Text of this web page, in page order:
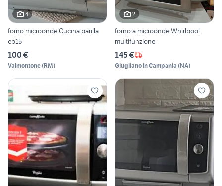
4
forno microonde Cucina barilla
cb15
100 €
Valmontone(RM)
2
forno a microonde Whirlpool
multifunzione
145 €
Giugliano in Campania (NA)